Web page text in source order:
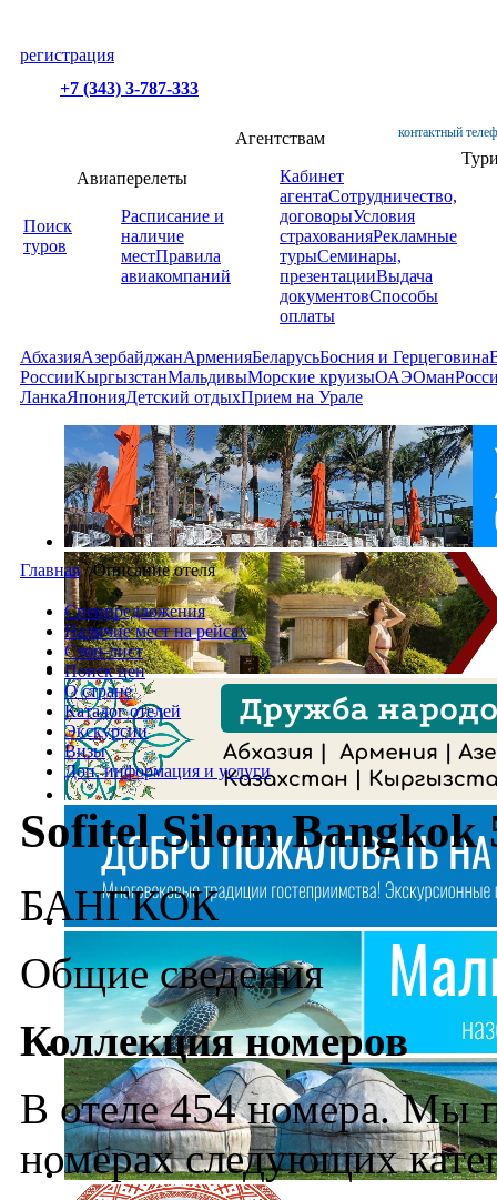
регистрация
+7 (343) 3-787-333
контактный
Поиск
туров
Авиаперелеты
Расписание и
наличие
местПравила
авиакомпаний
Агентствам
Кабинет
агентаСотрудничество,
договорыУсловия
страхованияРекламные
турыСеминары,
презентацииВыдача
документовСпособы
оплаты
АбхазияАзербайджанАрменияБеларусьБосния и Герцеговина
РоссииКыргызстанМальдивыМорские круизыОАЭОман
ЛанкаЯпонияДетский отдыхПрием на Урале
Главная /Описание отеля
Спецпредложения
Наличие мест на рейсах
Стоп-лист
Поиск цен
О стране
Каталог отелей
Экскурсии
Визы
Доп. информация и услуги
Sofitel Silom Bangkok
БАНГКОК
Общие сведения
Коллекция номеров
В отеле 454 номера. Мы
номерах следующих